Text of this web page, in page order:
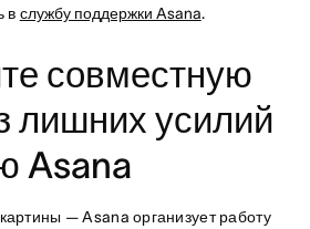
в службу поддержки Asana.
совместную
лишних усилий
Asana
— Asana организует работу